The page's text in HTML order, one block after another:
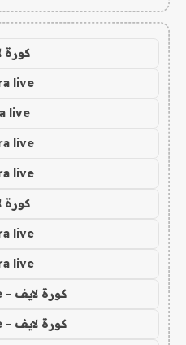
كورة
live
live
live
live
كورة
live
live
كورة لايف - koora live
كورة لايف - koora live